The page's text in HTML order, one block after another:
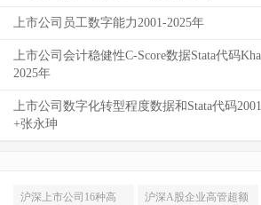
上市公司员工数字能力2001-2025年
上市公司会计稳健性C-Score数据Stata代码
2025年
上市公司数字化转型程度数据和Stata代码
+张永珅
沪深上市公司16种高 沪深A股企业高管超额